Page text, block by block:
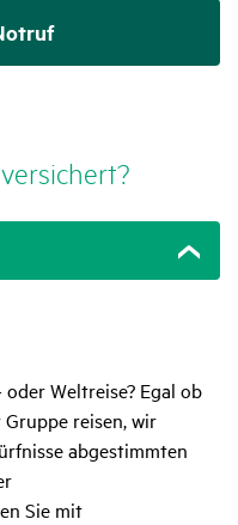
Weltreise? Egal ob
reisen, wir
abgestimmten
Sie mit